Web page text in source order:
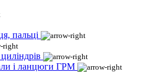
пальці
і ланцюги ГРМ